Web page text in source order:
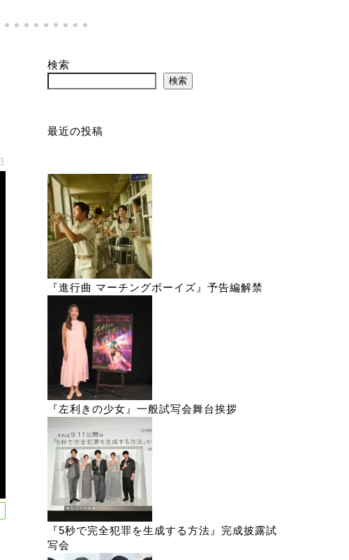
検索
検索
最近の投稿
『進行曲 マーチングボーイズ』予告編解禁
『左利きの少女』一般試写会舞台挨拶
『5秒で完全犯罪を生成する方法』完成披露試
写会